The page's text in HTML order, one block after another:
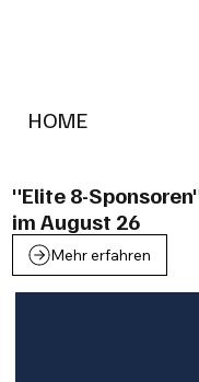
HOME
"Elite 8-
im August 26
Mehr erfahren